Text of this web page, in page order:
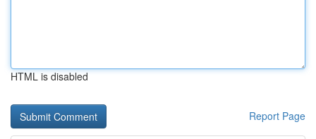
HTML is disabled
Report Page